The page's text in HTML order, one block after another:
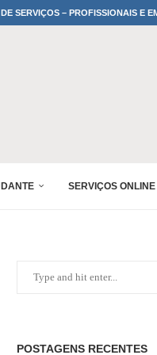
SERVIÇOS – PROFISSIONAIS E
SERVIÇOS ONLINE
POSTAGENS RECENTES